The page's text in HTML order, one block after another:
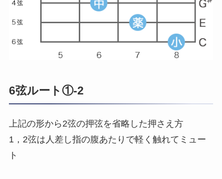
6弦ルート①-2
上記の形から2弦の押弦を省略した押さえ方
1，2弦は人差し指の腹あたりで軽く触れてミュー
ト